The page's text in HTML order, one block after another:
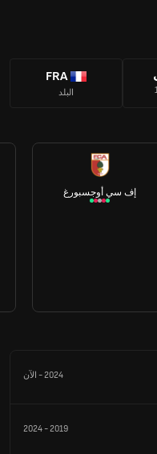
FRA
البلد
إف سي أوجسبورغ
2024
- الآن
2019
-
2024